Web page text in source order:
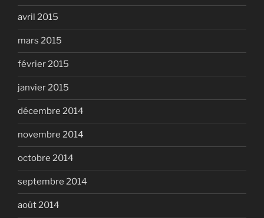
avril 2015
mars 2015
février 2015
janvier 2015
décembre 2014
novembre 2014
octobre 2014
septembre 2014
août 2014